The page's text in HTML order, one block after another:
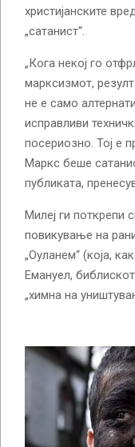
христијанските
„сатанист“.
„Кога некој го
марксизмот,
не е само
исправливи
посериозно. Тој е
Маркс беше
публиката,
Милеј ги поткрепи
повикување на
„Оуланем“ (која,
Емануел,
„химна на